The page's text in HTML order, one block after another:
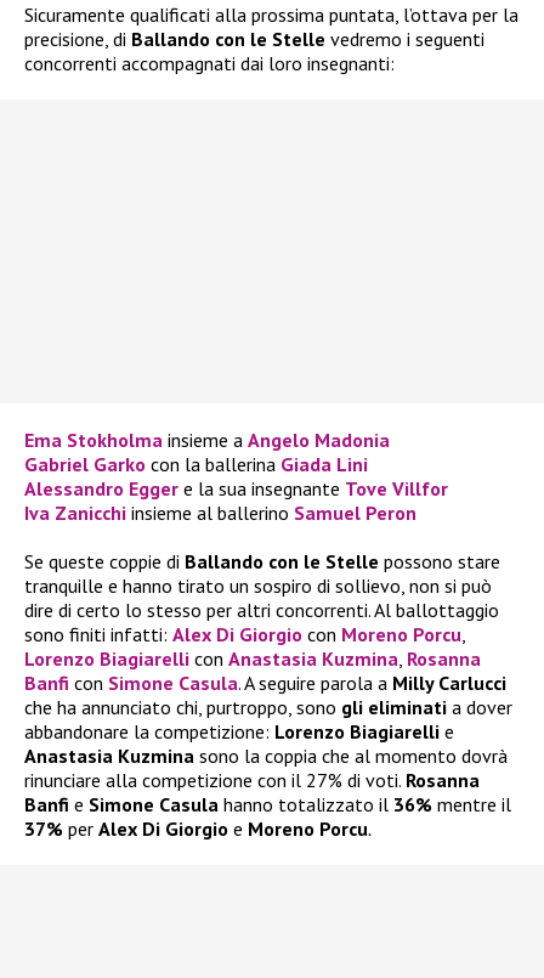
Sicuramente qualificati alla prossima puntata, l’ottava per la
precisione, di Ballando con le Stelle vedremo i seguenti
concorrenti accompagnati dai loro insegnanti:
Ema Stokholma insieme a Angelo Madonia
Gabriel Garko con la ballerina Giada Lini
Alessandro Egger e la sua insegnante Tove Villfor
Iva Zanicchi insieme al ballerino Samuel Peron
Se queste coppie di Ballando con le Stelle possono stare
tranquille e hanno tirato un sospiro di sollievo, non si può
dire di certo lo stesso per altri concorrenti. Al ballottaggio
sono finiti infatti: Alex Di Giorgio con Moreno Porcu,
Lorenzo Biagiarelli con Anastasia Kuzmina, Rosanna
Banfi con Simone Casula. A seguire parola a Milly Carlucci
che ha annunciato chi, purtroppo, sono gli eliminati a dover
abbandonare la competizione: Lorenzo Biagiarelli e
Anastasia Kuzmina sono la coppia che al momento dovrà
rinunciare alla competizione con il 27% di voti. Rosanna
Banfi e Simone Casula hanno totalizzato il 36% mentre il
37% per Alex Di Giorgio e Moreno Porcu.